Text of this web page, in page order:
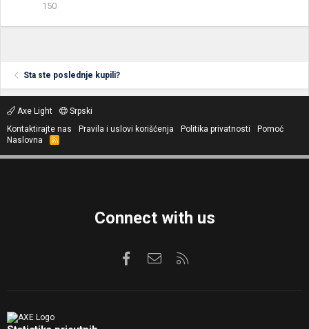
150
Sta ste poslednje kupili?
Axe Light
Srpski
Kontaktirajte nas
Pravila i uslovi korišćenja Politika privatnosti
Pomoć
Naslovna
R
S
Connect with us
FacebookKontaktirajte nas